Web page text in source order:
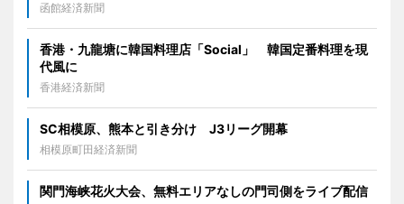
函館経済新聞
香港・九龍塘に韓国料理店「Social」 韓国定番料理を現
代風に
香港経済新聞
SC相模原、熊本と引き分け J3リーグ開幕
相模原町田経済新聞
関門海峡花火大会、無料エリアなしの門司側をライブ配信